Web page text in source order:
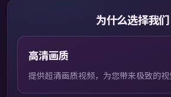
为什么选择我们
高清画质
提供超清画质视频，为您带来极致的